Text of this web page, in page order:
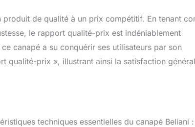
de qualité à un prix compétitif. En tenant
le rapport qualité-prix est indéniablement
canapé a su conquérir ses utilisateurs par son
qualité-prix », illustrant ainsi la satisfaction
techniques essentielles du canapé Beliani :